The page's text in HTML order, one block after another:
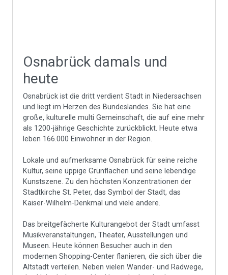
Osnabrück damals und
heute
Osnabrück ist die dritt verdient Stadt in Niedersachsen
und liegt im Herzen des Bundeslandes. Sie hat eine
große, kulturelle multi Gemeinschaft, die auf eine mehr
als 1200-jährige Geschichte zurückblickt. Heute etwa
leben 166.000 Einwohner in der Region.
Lokale und aufmerksame Osnabrück für seine reiche
Kultur, seine üppige Grünflächen und seine lebendige
Kunstszene. Zu den höchsten Konzentrationen der
Stadtkirche St. Peter, das Symbol der Stadt, das
Kaiser-Wilhelm-Denkmal und viele andere.
Das breitgefächerte Kulturangebot der Stadt umfasst
Musikveranstaltungen, Theater, Ausstellungen und
Museen. Heute können Besucher auch in den
modernen Shopping-Center flanieren, die sich über die
Altstadt verteilen. Neben vielen Wander- und Radwege,